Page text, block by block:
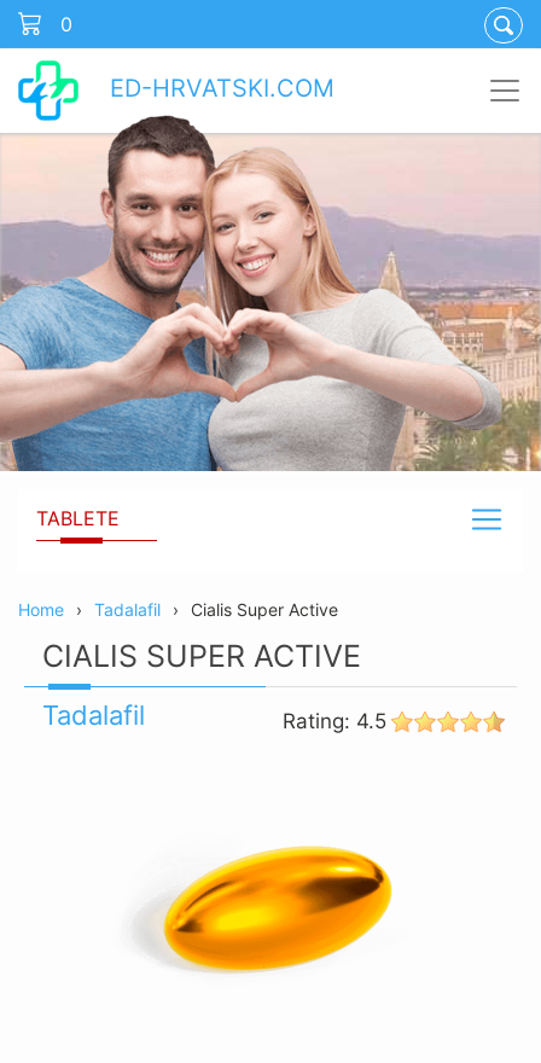
0
ED-HRVATSKI.COM
TABLETE
Home Tadalafil Cialis Super Active
CIALIS SUPER ACTIVE
Tadalafil Rating: 4.5